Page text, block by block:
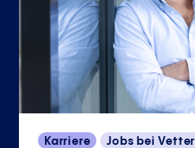
Karriere Jobs bei Vetter